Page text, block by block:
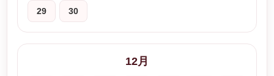
29 30
12月